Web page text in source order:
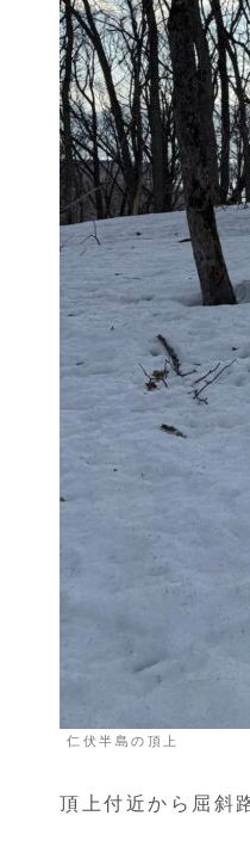
仁伏半島の頂上
頂上付近から屈斜